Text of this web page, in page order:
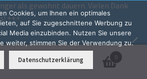
als gewohnt dauern. Vielen Dank
+++
w463 Trittbretter kurz Radstand 2400
0
Cookies, um Ihnen ein optimales
auf Sie zugeschnittene Werbung zu
Media einzubinden. Nutzen Sie unsere
weiter, stimmen Sie der Verwendung zu.
Datenschutzerklärung